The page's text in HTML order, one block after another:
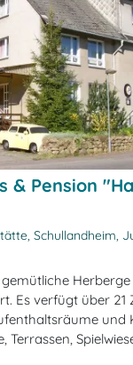
& Pension
Schullandheim,
Es verfügt über 21
und
Terrassen,